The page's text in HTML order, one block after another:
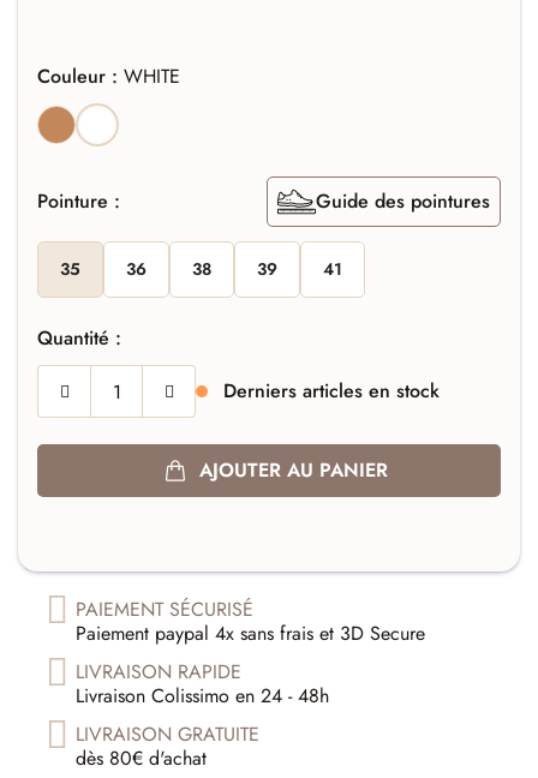
Couleur : WHITE
COGNAC
WHITE
Pointure : Guide des pointures
35 36 38 39 41
Quantité :
Derniers articles en stock
AJOUTER AU PANIER
PAIEMENT SÉCURISÉ
Paiement paypal 4x sans frais et 3D Secure
LIVRAISON RAPIDE
Livraison Colissimo en 24 - 48h
LIVRAISON GRATUITE
dès 80€ d'achat